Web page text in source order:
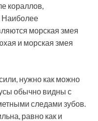
кораллов,
Наиболее
морская змея
и морская змея
нужно как можно
обычно видны с
следами зубов.
равно как и